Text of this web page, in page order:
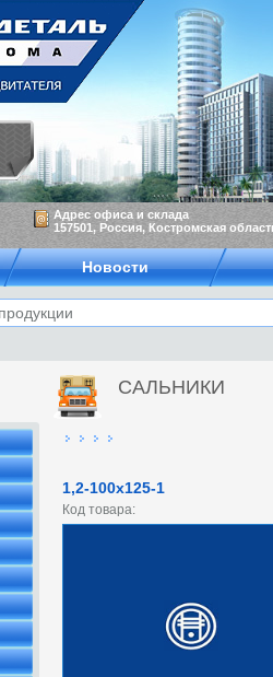
САЛЬНИКИ
1,2-100х125-1
Код товара:
Адрес офиса и склада
157501, Россия, Костромская
Новости